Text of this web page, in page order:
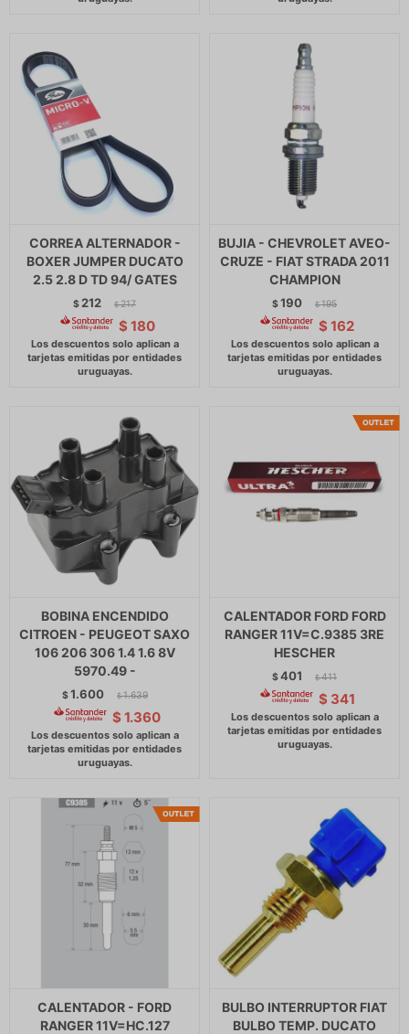
CORREA ALTERNADOR -
BOXER JUMPER DUCATO
2.5 2.8 D TD 94/ GATES
$ 212 $ 217
$ 180
BUJIA - CHEVROLET AVEO-
CRUZE - FIAT STRADA 2011
CHAMPION
$190 $ 195
$ 162
BOBINA ENCENDIDO
CITROEN - PEUGEOT SAXO
106 206 306 1.4 1.6 8V
5970.49 -
$1.600 $ 1.639
$ 1.360
CALENTADOR FORD FORD
RANGER 11V=C.9385 3RE
HESCHER
$401 $ 411
$ 341
CALENTADOR - FORD
RANGER 11V=HC.127
BULBO INTERRUPTOR FIAT
BULBO TEMP. DUCATO